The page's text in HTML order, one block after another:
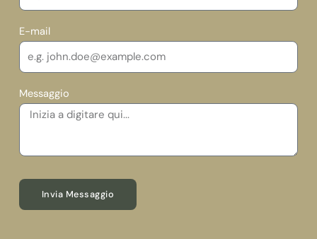
E-mail
Messaggio
Invia Messaggio